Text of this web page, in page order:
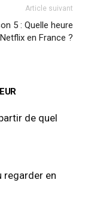
Article suivant
5 : Quelle heure
en France ?
de quel
regarder en